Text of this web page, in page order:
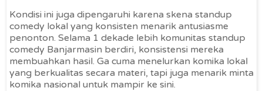
Kondisi ini juga dipengaruhi karena skena standup
comedy lokal yang konsisten menarik antusiasme
penonton. Selama 1 dekade lebih komunitas standup
comedy Banjarmasin berdiri, konsistensi mereka
membuahkan hasil. Ga cuma menelurkan komika lokal
yang berkualitas secara materi, tapi juga menarik minta
komika nasional untuk mampir ke sini.